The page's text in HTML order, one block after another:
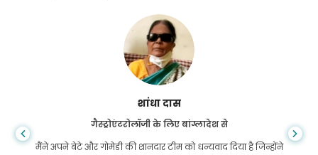
शांधा दास
गैस्ट्रोएंटरोलॉजी के लिए बांग्लादेश से
मैंने अपने बेटे और गोमेडी की शानदार टीम को धन्यवाद दिया है जिन्होंने